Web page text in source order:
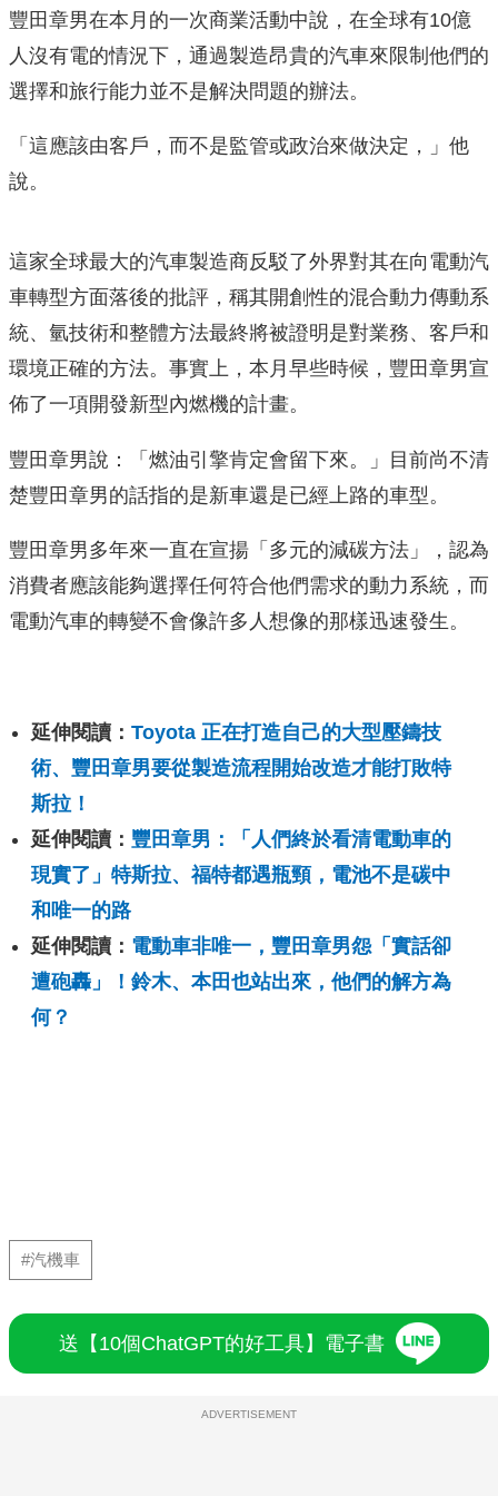
豐田章男在本月的一次商業活動中說，在全球有10億
人沒有電的情況下，通過製造昂貴的汽車來限制他們的
選擇和旅行能力並不是解決問題的辦法。
「這應該由客戶，而不是監管或政治來做決定，」他
說。
這家全球最大的汽車製造商反駁了外界對其在向電動汽
車轉型方面落後的批評，稱其開創性的混合動力傳動系
統、氫技術和整體方法最終將被證明是對業務、客戶和
環境正確的方法。事實上，本月早些時候，豐田章男宣
佈了一項開發新型內燃機的計畫。
豐田章男說：「燃油引擎肯定會留下來。」目前尚不清
楚豐田章男的話指的是新車還是已經上路的車型。
豐田章男多年來一直在宣揚「多元的減碳方法」，認為
消費者應該能夠選擇任何符合他們需求的動力系統，而
電動汽車的轉變不會像許多人想像的那樣迅速發生。
延伸閱讀： Toyota 正在打造自己的大型壓鑄技
術、豐田章男要從製造流程開始改造才能打敗特
斯拉！
延伸閱讀： 豐田章男：「人們終於看清電動車的
現實了」特斯拉、福特都遇瓶頸，電池不是碳中
和唯一的路
延伸閱讀： 電動車非唯一，豐田章男怨「實話卻
遭砲轟」！鈴木、本田也站出來，他們的解方為
何？
#汽機車
送【10個ChatGPT的好工具】電子書
ADVERTISEMENT